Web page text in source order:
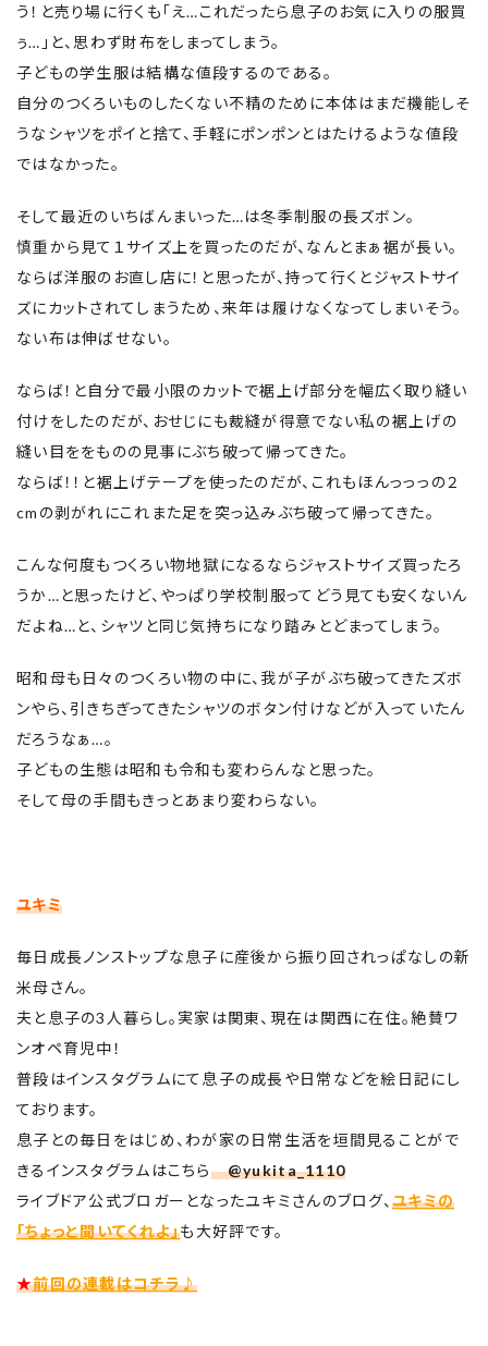
う！と売り場に行くも「え…これだったら息子のお気に入りの服買
ぅ…」と、思わず財布をしまってしまう。
子どもの学生服は結構な値段するのである。
自分のつくろいものしたくない不精のために本体はまだ機能しそ
うなシャツをポイと捨て、手軽にポンポンとはたけるような値段
ではなかった。
そして最近のいちばんまいった…は冬季制服の長ズボン。
慎重から見て１サイズ上を買ったのだが、なんとまぁ裾が長い。
ならば洋服のお直し店に！と思ったが、持って行くとジャストサイ
ズにカットされてしまうため、来年は履けなくなってしまいそう。
ない布は伸ばせない。
ならば！と自分で最小限のカットで裾上げ部分を幅広く取り縫い
付けをしたのだが、おせじにも裁縫が得意でない私の裾上げの
縫い目ををものの見事にぶち破って帰ってきた。
ならば！！と裾上げテープを使ったのだが、これもほんっっっの２
cmの剥がれにこれまた足を突っ込みぶち破って帰ってきた。
こんな何度もつくろい物地獄になるならジャストサイズ買ったろ
うか…と思ったけど、やっぱり学校制服ってどう見ても安くないん
だよね…と、シャツと同じ気持ちになり踏みとどまってしまう。
昭和母も日々のつくろい物の中に、我が子がぶち破ってきたズボ
ンやら、引きちぎってきたシャツのボタン付けなどが入っていたん
だろうなぁ…。
子どもの生態は昭和も令和も変わらんなと思った。
そして母の手間もきっとあまり変わらない。
ユキミ
毎日成長ノンストップな息子に産後から振り回されっぱなしの新
米母さん。
夫と息子の3人暮らし。実家は関東、現在は関西に在住。絶賛ワ
ンオペ育児中！
普段はインスタグラムにて息子の成長や日常などを絵日記にし
ております。
息子との毎日をはじめ、わが家の日常生活を垣間見ることがで
きるインスタグラムはこちら@yukita_1110
ライブドア公式ブロガーとなったユキミさんのブログ、 ユキミの
「ちょっと聞いてくれよ」も大好評です。
★前回の連載はコチラ♪